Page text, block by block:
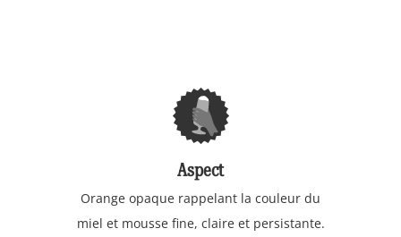
Aspect
Orange opaque rappelant la couleur du
miel et mousse fine, claire et persistante.